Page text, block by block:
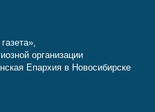
организации
Епархия в Новосибирске